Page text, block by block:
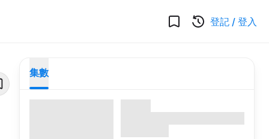
登記 / 登入
集數